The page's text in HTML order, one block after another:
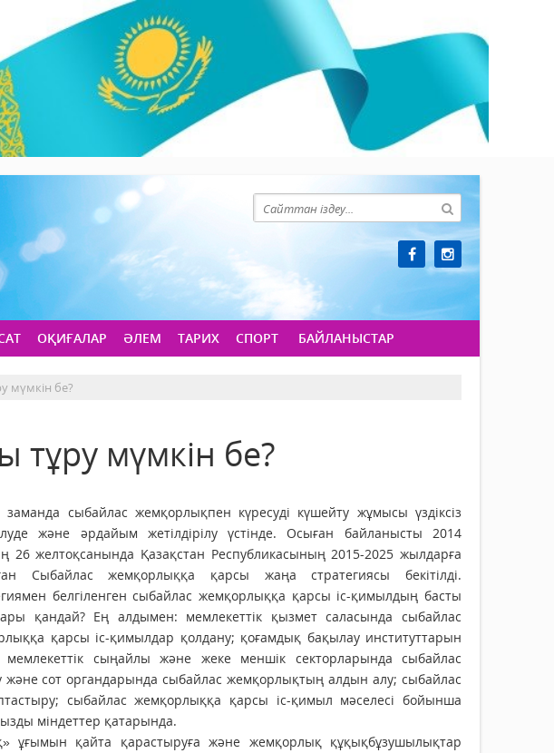
ОҚИҒАЛАР ӘЛЕМ ТАРИХ СПОРТ БАЙЛАНЫСТАР
мүмкін бе?
мүмкін бе?
заманда сыбайлас жемқорлықпен күресуді күшейту жұмысы үздіксіз
және әрдайым жетілдірілу үстінде. Осыған байланысты 2014
26 желтоқсанында Қазақстан Республикасының 2015-2025 жылдарға
Сыбайлас жемқорлыққа қарсы жаңа стратегиясы бекітілді.
белгіленген сыбайлас жемқорлыққа қарсы іс-қимылдың басты
қандай? Ең алдымен: мемлекеттік қызмет саласында сыбайлас
қарсы іс-қимылдар қолдану; қоғамдық бақылау институттарын
мемлекеттік сыңайлы және жеке меншік секторларында сыбайлас
сот органдарында сыбайлас жемқорлықтың алдын алу; сыбайлас
сыбайлас жемқорлыққа қарсы іс-қимыл мәселесі бойынша
міндеттер қатарында.
ұғымын қайта қарастыруға және жемқорлық құқықбұзушылықтар